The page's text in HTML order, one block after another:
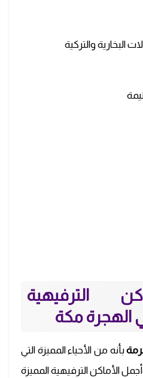
البخارية والتركية
الترفيهية
الهجرة مكة
بأنه من الأحياء المميزة التي
الأماكن الترفيهية المميزة